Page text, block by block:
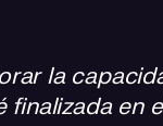
la
finalizada en